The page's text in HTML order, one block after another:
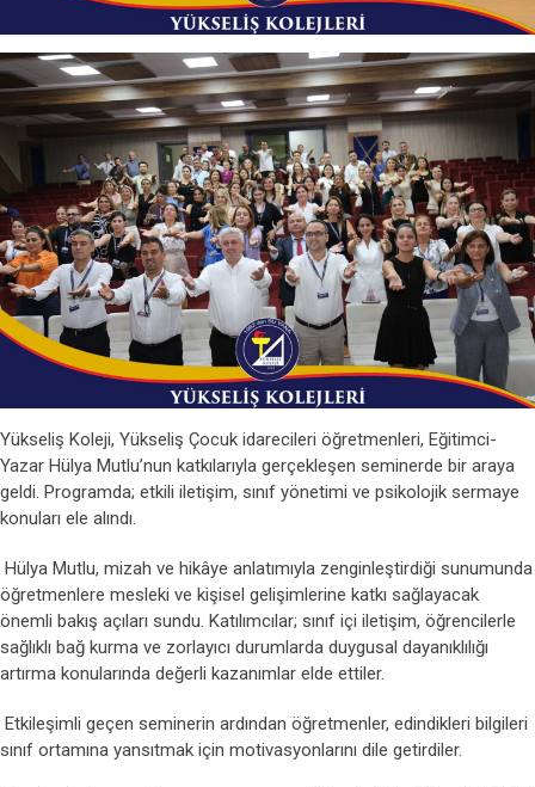
Yükseliş Koleji, Yükseliş Çocuk idarecileri öğretmenleri, Eğitimci-
Yazar Hülya Mutlu’nun katkılarıyla gerçekleşen seminerde bir araya
geldi. Programda; etkili iletişim, sınıf yönetimi ve psikolojik sermaye
konuları ele alındı.
Hülya Mutlu, mizah ve hikâye anlatımıyla zenginleştirdiği sunumunda
öğretmenlere mesleki ve kişisel gelişimlerine katkı sağlayacak
önemli bakış açıları sundu. Katılımcılar; sınıf içi iletişim, öğrencilerle
sağlıklı bağ kurma ve zorlayıcı durumlarda duygusal dayanıklılığı
artırma konularında değerli kazanımlar elde ettiler.
Etkileşimli geçen seminerin ardından öğretmenler, edindikleri bilgileri
sınıf ortamına yansıtmak için motivasyonlarını dile getirdiler.